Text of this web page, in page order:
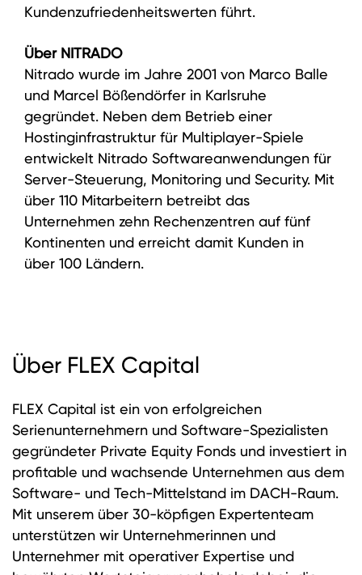
Kundenzufriedenheitswerten führt.
Über NITRADO
Nitrado wurde im Jahre 2001 von Marco Balle
und Marcel Bößendörfer in Karlsruhe
gegründet. Neben dem Betrieb einer
Hostinginfrastruktur für Multiplayer-Spiele
entwickelt Nitrado Softwareanwendungen für
Server-Steuerung, Monitoring und Security. Mit
über 110 Mitarbeitern betreibt das
Unternehmen zehn Rechenzentren auf fünf
Kontinenten und erreicht damit Kunden in
über 100 Ländern.
Über FLEX Capital
FLEX Capital ist ein von erfolgreichen
Serienunternehmern und Software-Spezialisten
gegründeter Private Equity Fonds und investiert in
profitable und wachsende Unternehmen aus dem
Software- und Tech-Mittelstand im DACH-Raum.
Mit unserem über 30-köpfigen Expertenteam
unterstützen wir Unternehmerinnen und
Unternehmer mit operativer Expertise und